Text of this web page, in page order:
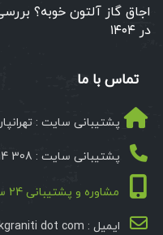
اجاق گاز آلتون خوبه؟
در ۱۴۰۴
تماس با ما
پشتیبانی سایت :
پشتیبانی سایت : 308 14 261 - 021
مشاوره و پشتیبانی 24 ساعته : 09120139605
ایمیل : info At sinkgraniti dot com